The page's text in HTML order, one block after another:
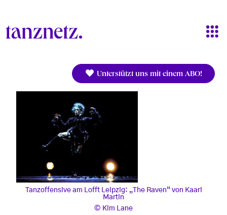
Unterstützt uns mit einem ABO!
Tanzoffensive am Lofft Leipzig: „The Raven“ von Kaari
Martin
Kim Lane